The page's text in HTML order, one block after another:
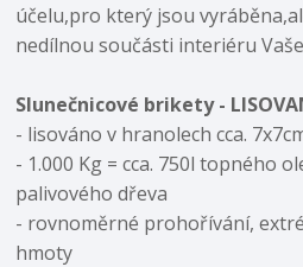
účelu,pro který jsou
nedílnou součásti interiéru
Slunečnicové brikety -
- lisováno v hranolech cca.
- 1.000 Kg = cca. 750l topného
palivového dřeva
- rovnoměrné prohořívání,
hmoty